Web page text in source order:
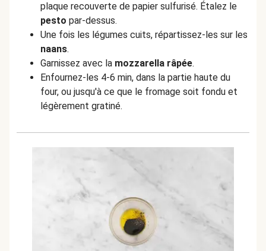
plaque recouverte de papier sulfurisé. Étalez le
pesto par-dessus.
Une fois les légumes cuits, répartissez-les sur les
naans.
Garnissez avec la mozzarella râpée.
Enfournez-les 4-6 min, dans la partie haute du
four, ou jusqu'à ce que le fromage soit fondu et
légèrement gratiné.